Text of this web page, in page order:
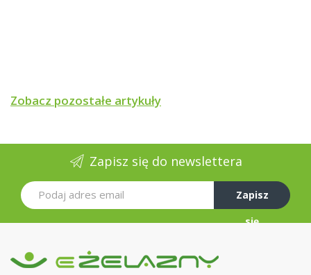
Zobacz pozostałe artykuły
Zapisz się do newslettera
Zapisz
się